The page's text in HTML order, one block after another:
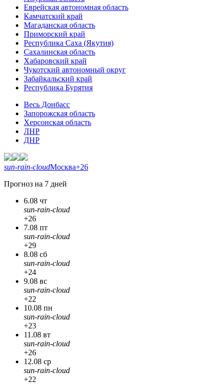
Еврейская автономная область
Камчатский край
Магаданская область
Приморский край
Республика Саха (Якутия)
Сахалинская область
Хабаровский край
Чукотский автономный округ
Забайкальский край
Республика Бурятия
Весь Донбасс
Запорожская область
Херсонская область
ЛНР
ДНР
sun-rain-cloudМосква+26
Прогноз на 7 дней
6.08 чт
sun-rain-cloud
+26
7.08 пт
sun-rain-cloud
+29
8.08 сб
sun-rain-cloud
+24
9.08 вс
sun-rain-cloud
+22
10.08 пн
sun-rain-cloud
+23
11.08 вт
sun-rain-cloud
+26
12.08 ср
sun-rain-cloud
+22